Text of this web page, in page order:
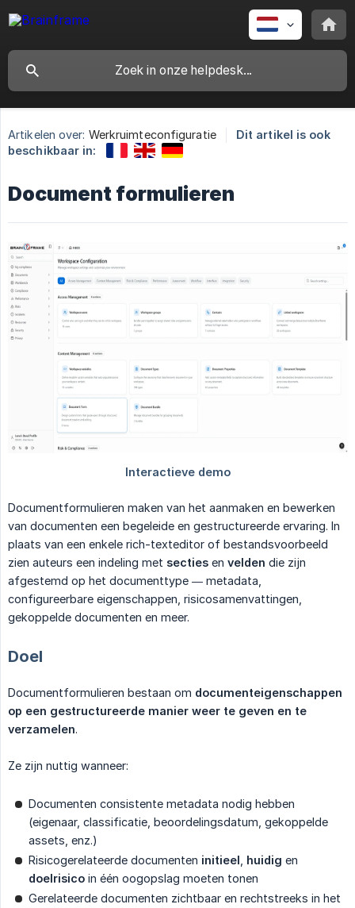
Artikelen over: Werkruimteconfiguratie
Dit artikel is ook
beschikbaar in:
Document formulieren
Documentformulieren maken van het aanmaken en bewerken
van documenten een begeleide en gestructureerde ervaring. In
plaats van een enkele rich-texteditor of bestandsvoorbeeld
zien auteurs een indeling met secties en velden die zijn
afgestemd op het documenttype — metadata,
configureerbare eigenschappen, risicosamenvattingen,
gekoppelde documenten en meer.
Doel
Documentformulieren bestaan om documenteigenschappen
op een gestructureerde manier weer te geven en te
verzamelen.
Ze zijn nuttig wanneer:
Documenten consistente metadata nodig hebben
(eigenaar, classificatie, beoordelingsdatum, gekoppelde
assets, enz.)
Risicogerelateerde documenten initieel huidig en
doelrisico in één oogopslag moeten tonen
Gerelateerde documenten zichtbaar en rechtstreeks in het